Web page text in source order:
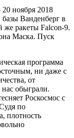
ноября 2018
базы Ванденберг в
же ракеты Falcon-9.
Маска. Пуск
программа
ни даже с
от
нас обыграли.
Роскосмос с
по
плотность